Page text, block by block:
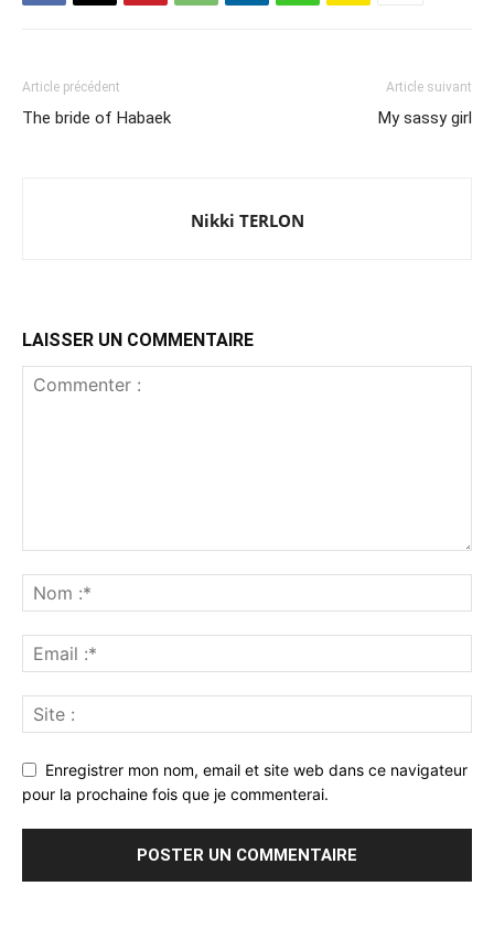
Article précédent
The bride of Habaek
Article suivant
My sassy girl
Nikki TERLON
LAISSER UN COMMENTAIRE
Enregistrer mon nom, email et site web dans ce navigateur
pour la prochaine fois que je commenterai.